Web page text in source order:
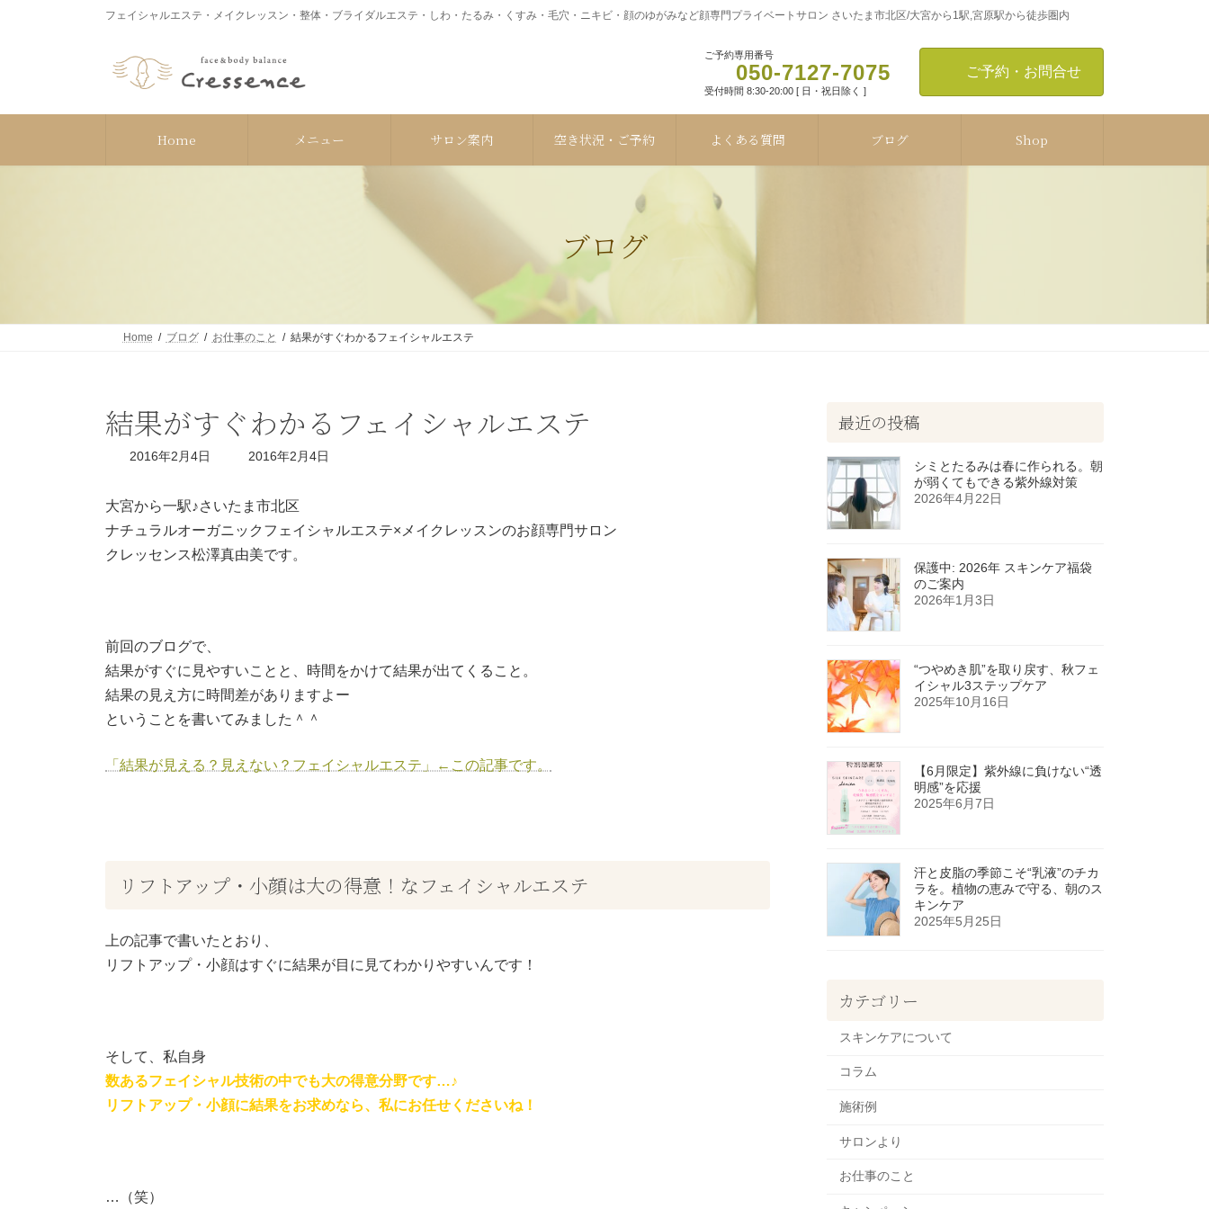
フェイシャルエステ・メイクレッスン・整体・ブライダルエステ・しわ・たるみ・くすみ・毛穴・ニキビ・顔のゆがみなど顔専門プライベートサロン さいたま市北区/大宮から1駅,宮原駅から徒歩圏内
ご予約専用番号
050-7127-7075
受付時間 8:30-20:00 [ 日・祝日除く ]
ご予約・お問合せ
Home メニュー サロン案内 空き状況・ご予約 よくある質問 ブログ Shop
ブログ
Home ブログ お仕事のこと 結果がすぐわかるフェイシャルエステ
結果がすぐわかるフェイシャルエステ
2016年2月4日
最
新
時
:
2016年2月4日
大宮から一駅♪さいたま市北区
ナチュラルオーガニックフェイシャルエステ×メイクレッスンのお顔専門サロン
クレッセンス松澤真由美です。
前回のブログで、
結果がすぐに見やすいことと、時間をかけて結果が出てくること。
結果の見え方に時間差がありますよー
ということを書いてみました＾＾
「結果が見える？見えない？フェイシャルエステ」←この記事です。
リフトアップ・小顔は大の得意！なフェイシャルエステ
上の記事で書いたとおり、
リフトアップ・小顔はすぐに結果が目に見てわかりやすいんです！
そして、私自身
数あるフェイシャル技術の中でも大の得意分野です…♪
リフトアップ・小顔に結果をお求めなら、私にお任せくださいね！
…（笑）
最近の投稿
シミとたるみは春に作られる。朝
が弱くてもできる紫外線対策
2026年4月22日
保護中: 2026年 スキンケア福袋
のご案内
2026年1月3日
“つやめき肌”を取り戻す、秋フェ
イシャル3ステップケア
2025年10月16日
【6月限定】紫外線に負けない“透
明感”を応援
2025年6月7日
汗と皮脂の季節こそ“乳液”のチカ
ラを。植物の恵みで守る、朝のス
キンケア
2025年5月25日
カテゴリー
スキンケアについて
コラム
施術例
サロンより
お仕事のこと